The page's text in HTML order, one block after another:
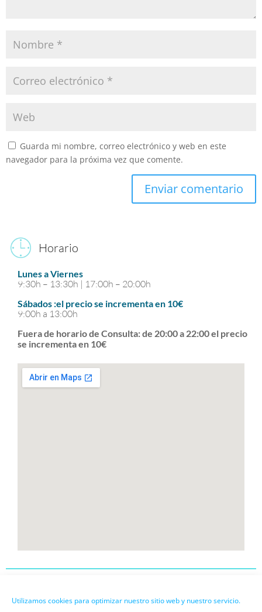
Utilizamos cookies para optimizar nuestro sitio web y nuestro servicio.
Guarda mi nombre, correo electrónico y web en este
navegador para la próxima vez que comente.
Enviar comentario
Horario
Lunes a Viernes
9:30h – 13:30h | 17:00h – 20:00h
Sábados :el precio se incrementa en 10€
9:00h a 13:00h
Fuera de horario de Consulta: de 20:00 a 22:00 el precio
se incrementa en 10€